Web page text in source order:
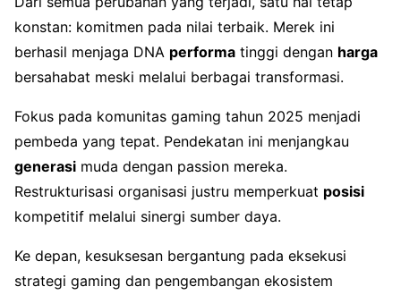
konstan: komitmen pada nilai terbaik. Merek ini
berhasil menjaga DNA performa tinggi dengan harga
bersahabat meski melalui berbagai transformasi.
Fokus pada komunitas gaming tahun 2025 menjadi
pembeda yang tepat. Pendekatan ini menjangkau
generasi muda dengan passion mereka.
Restrukturisasi organisasi justru memperkuat posisi
kompetitif melalui sinergi sumber daya.
Ke depan, kesuksesan bergantung pada eksekusi
strategi gaming dan pengembangan ekosistem